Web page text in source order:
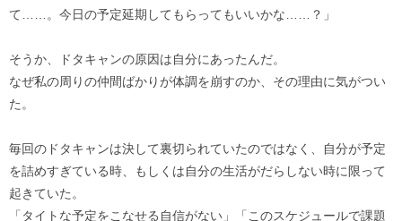
て……。今日の予定延期してもらってもいいかな……？」
そうか、ドタキャンの原因は自分にあったんだ。
なぜ私の周りの仲間ばかりが体調を崩すのか、その理由に気がつい
た。
毎回のドタキャンは決して裏切られていたのではなく、自分が予定
を詰めすぎている時、もしくは自分の生活がだらしない時に限って
起きていた。
「タイトな予定をこなせる自信がない」「このスケジュールで課題